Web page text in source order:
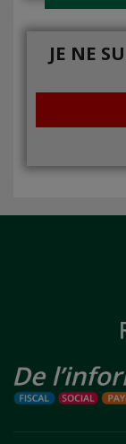
JE NE